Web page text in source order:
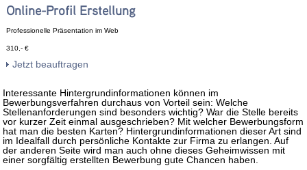
Online-Profil Erstellung
Professionelle Präsentation im Web
310,- €
Jetzt beauftragen
Interessante Hintergrundinformationen können im
Bewerbungsverfahren durchaus von Vorteil sein: Welche
Stellenanforderungen sind besonders wichtig? War die Stelle bereits
vor kurzer Zeit einmal ausgeschrieben? Mit welcher Bewerbungsform
hat man die besten Karten? Hintergrundinformationen dieser Art sind
im Idealfall durch persönliche Kontakte zur Firma zu erlangen. Auf
der anderen Seite wird man auch ohne dieses Geheimwissen mit
einer sorgfältig erstellten Bewerbung gute Chancen haben.